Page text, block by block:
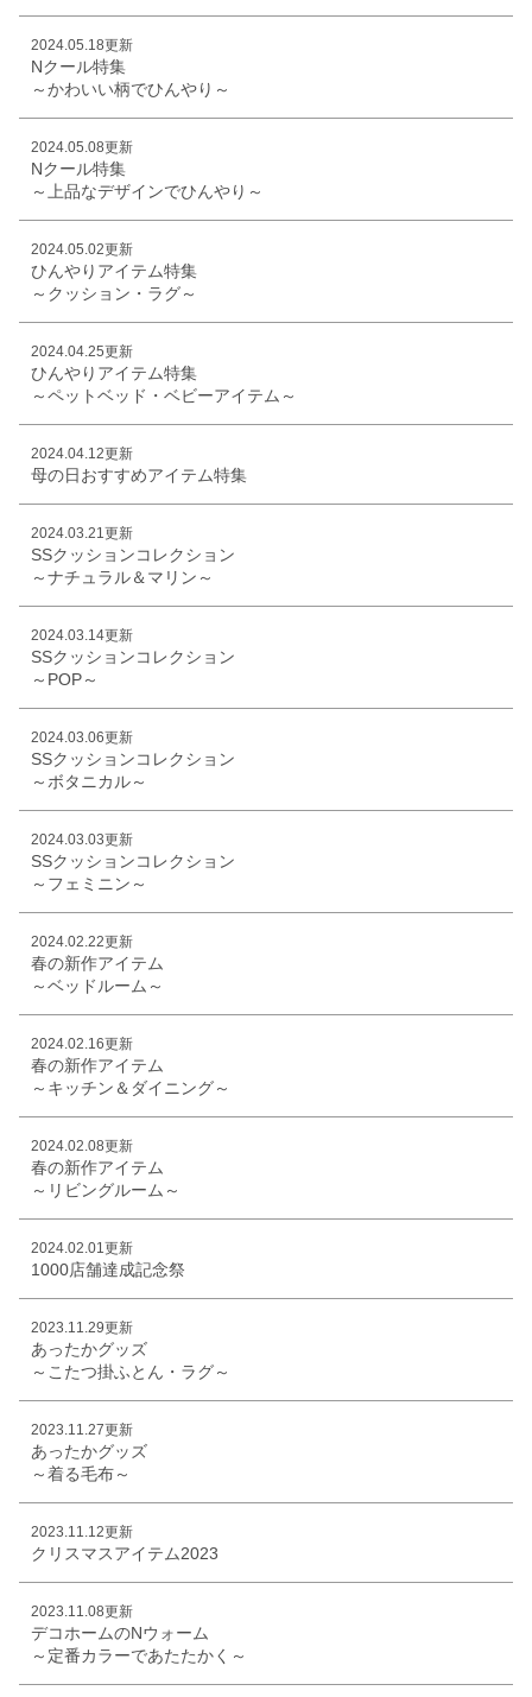
2024.05.18更新
Nクール特集
～かわいい柄でひんやり～
2024.05.08更新
Nクール特集
～上品なデザインでひんやり～
2024.05.02更新
ひんやりアイテム特集
～クッション・ラグ～
2024.04.25更新
ひんやりアイテム特集
～ペットベッド・ベビーアイテム～
2024.04.12更新
母の日おすすめアイテム特集
2024.03.21更新
SSクッションコレクション
～ナチュラル＆マリン～
2024.03.14更新
SSクッションコレクション
～POP～
2024.03.06更新
SSクッションコレクション
～ボタニカル～
2024.03.03更新
SSクッションコレクション
～フェミニン～
2024.02.22更新
春の新作アイテム
～ベッドルーム～
2024.02.16更新
春の新作アイテム
～キッチン＆ダイニング～
2024.02.08更新
春の新作アイテム
～リビングルーム～
2024.02.01更新
1000店舗達成記念祭
2023.11.29更新
あったかグッズ
～こたつ掛ふとん・ラグ～
2023.11.27更新
あったかグッズ
～着る毛布～
2023.11.12更新
クリスマスアイテム2023
2023.11.08更新
デコホームのNウォーム
～定番カラーであたたかく～